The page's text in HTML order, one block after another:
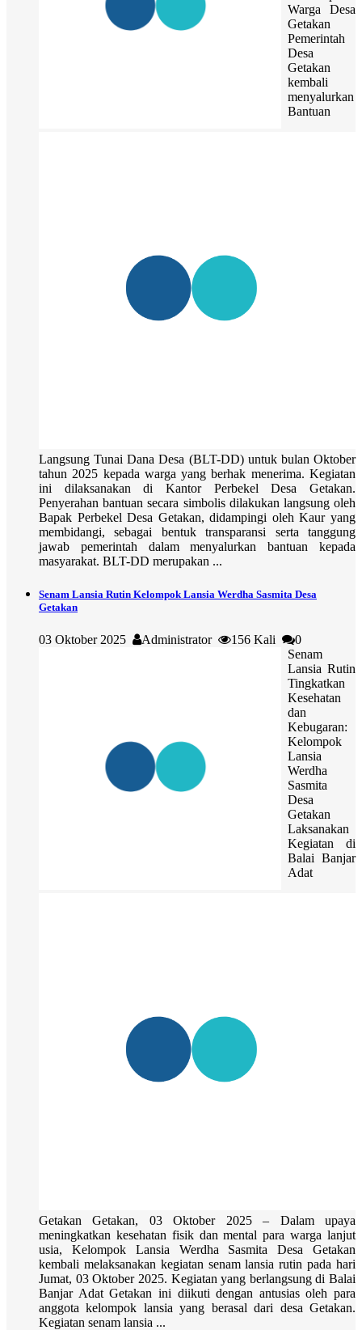
Warga Desa
Getakan
Pemerintah
Desa
Getakan
kembali
menyalurkan
Bantuan
Langsung Tunai Dana Desa (BLT-DD) untuk bulan Oktober
tahun 2025 kepada warga yang berhak menerima. Kegiatan
ini dilaksanakan di Kantor Perbekel Desa Getakan.
Penyerahan bantuan secara simbolis dilakukan langsung oleh
Bapak Perbekel Desa Getakan, didampingi oleh Kaur yang
membidangi, sebagai bentuk transparansi serta tanggung
jawab pemerintah dalam menyalurkan bantuan kepada
masyarakat. BLT-DD merupakan ...
Senam Lansia Rutin Kelompok Lansia Werdha Sasmita Desa
Getakan
03 Oktober 2025 Administrator 156 Kali
0
Senam
Lansia Rutin
Tingkatkan
Kesehatan
dan
Kebugaran:
Kelompok
Lansia
Werdha
Sasmita
Desa
Getakan
Laksanakan
Kegiatan di
Balai Banjar
Adat
Getakan Getakan, 03 Oktober 2025 – Dalam upaya
meningkatkan kesehatan fisik dan mental para warga lanjut
usia, Kelompok Lansia Werdha Sasmita Desa Getakan
kembali melaksanakan kegiatan senam lansia rutin pada hari
Jumat, 03 Oktober 2025. Kegiatan yang berlangsung di Balai
Banjar Adat Getakan ini diikuti dengan antusias oleh para
anggota kelompok lansia yang berasal dari desa Getakan.
Kegiatan senam lansia ...